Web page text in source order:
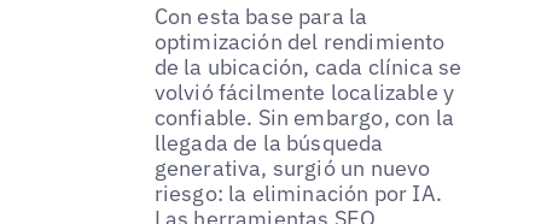
Con esta base para la
optimización del rendimiento
de la ubicación, cada clínica se
volvió fácilmente localizable y
confiable. Sin embargo, con la
llegada de la búsqueda
generativa, surgió un nuevo
riesgo: la eliminación por IA.
Las herramientas SEO